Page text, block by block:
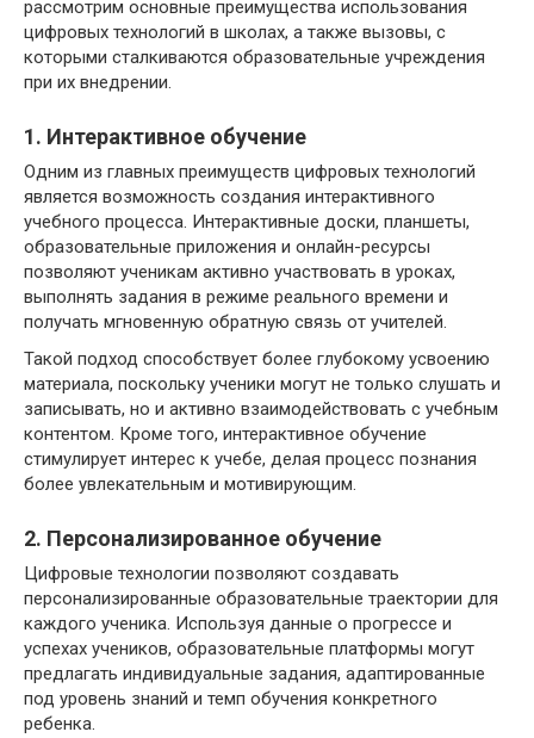
рассмотрим основные преимущества использования
цифровых технологий в школах, а также вызовы, с
которыми сталкиваются образовательные учреждения
при их внедрении.
1. Интерактивное обучение
Одним из главных преимуществ цифровых технологий
является возможность создания интерактивного
учебного процесса. Интерактивные доски, планшеты,
образовательные приложения и онлайн-ресурсы
позволяют ученикам активно участвовать в уроках,
выполнять задания в режиме реального времени и
получать мгновенную обратную связь от учителей.
Такой подход способствует более глубокому усвоению
материала, поскольку ученики могут не только слушать и
записывать, но и активно взаимодействовать с учебным
контентом. Кроме того, интерактивное обучение
стимулирует интерес к учебе, делая процесс познания
более увлекательным и мотивирующим.
2. Персонализированное обучение
Цифровые технологии позволяют создавать
персонализированные образовательные траектории для
каждого ученика. Используя данные о прогрессе и
успехах учеников, образовательные платформы могут
предлагать индивидуальные задания, адаптированные
под уровень знаний и темп обучения конкретного
ребенка.